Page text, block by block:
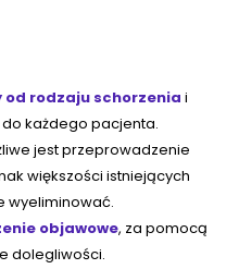
od rodzaju schorzenia i
do każdego pacjenta.
jest przeprowadzenie
większości istniejących
wyeliminować.
objawowe, za pomocą
dolegliwości.